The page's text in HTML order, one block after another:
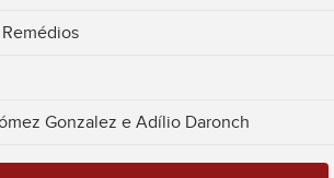
Gonzalez e Adílio Daronch